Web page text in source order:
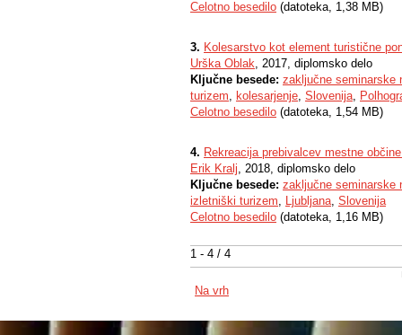
1 - 4 / 4
Celotno besedilo (datoteka, 1,38 MB)
3. Kolesarstvo kot element turistične
Urška Oblak, 2017, diplomsko delo
Ključne besede: zaključne seminarske
turizem, kolesarjenje, Slovenija,
Celotno besedilo (datoteka, 1,54 MB)
4. Rekreacija prebivalcev mestne
Erik Kralj, 2018, diplomsko delo
Ključne besede: zaključne seminarske
izletniški turizem, Ljubljana, Slovenija
Celotno besedilo (datoteka, 1,16 MB)
Na vrh